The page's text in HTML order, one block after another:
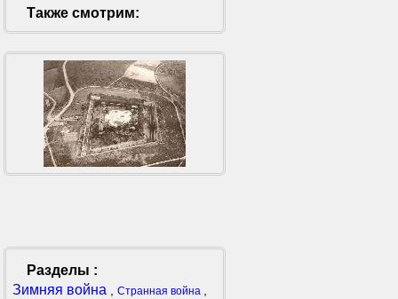
Также смотрим:
Разделы :
Зимняя война
Странная война